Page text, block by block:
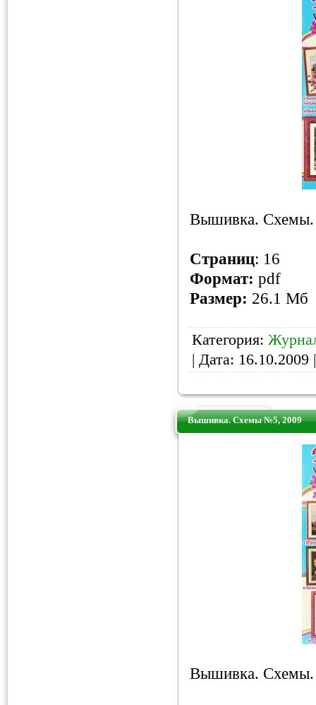
Вышивка. Схемы.
Страниц: 16
Формат: pdf
Размер: 26.1 Мб
Категория:
| Дата: 16.10.2009
Вышивка. Схемы №5, 2009
Вышивка. Схемы.